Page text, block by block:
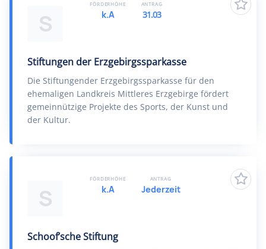
S
Stiftungen der Erzgebirgssparkasse
Die Stiftungender Erzgebirgssparkasse für den
ehemaligen Landkreis Mittleres Erzgebirge fördert
gemeinnützige Projekte des Sports, der Kunst und
der Kultur.
FÖRDERHÖHE
k.A
ANTRAG
31.03
S
Schoof’sche Stiftung
FÖRDERHÖHE
k.A
ANTRAG
Jederzeit